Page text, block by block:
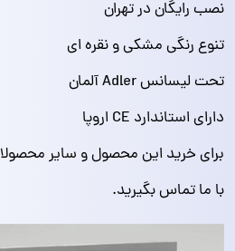
نصب رایگان در تهران
تنوع رنگی مشکی و نقره ای
تحت لیسانس Adler آلمان
دارای استاندارد CE اروپا
برای خرید این محصول و سایر
با ما تماس بگیرید.